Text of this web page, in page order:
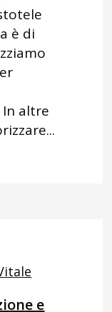
è di
altre
e